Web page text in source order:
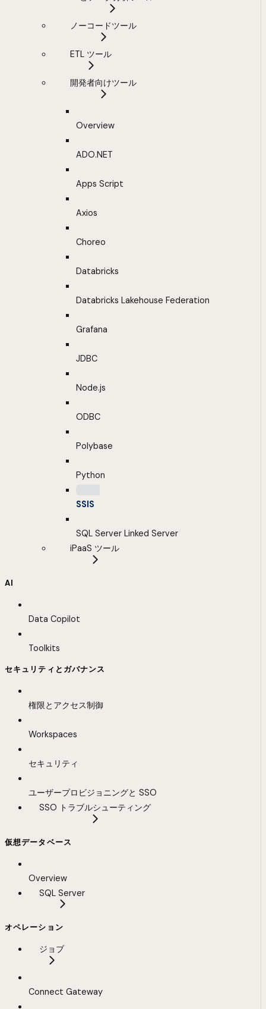
ノーコードツール
ETL ツール
開発者向けツール
Overview
ADO.NET
Apps Script
Axios
Choreo
Databricks
Databricks Lakehouse Federation
Grafana
JDBC
Node.js
ODBC
Polybase
Python
SSIS
SQL Server Linked Server
iPaaS ツール
AI
Data Copilot
Toolkits
セキュリティとガバナンス
権限とアクセス制御
Workspaces
セキュリティ
ユーザープロビジョニングと SSO
SSO トラブルシューティング
仮想データベース
Overview
SQL Server
オペレーション
ジョブ
Connect Gateway